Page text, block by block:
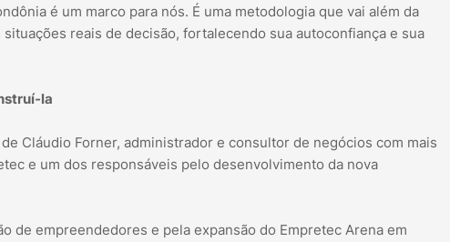
é um marco para nós. É uma metodologia que vai além da
reais de decisão, fortalecendo sua autoconfiança e sua
la
Cláudio Forner, administrador e consultor de negócios com mais
e um dos responsáveis pelo desenvolvimento da nova
de empreendedores e pela expansão do Empretec Arena em